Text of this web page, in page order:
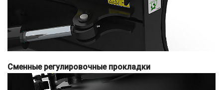
Сменные регулировочные прокладки